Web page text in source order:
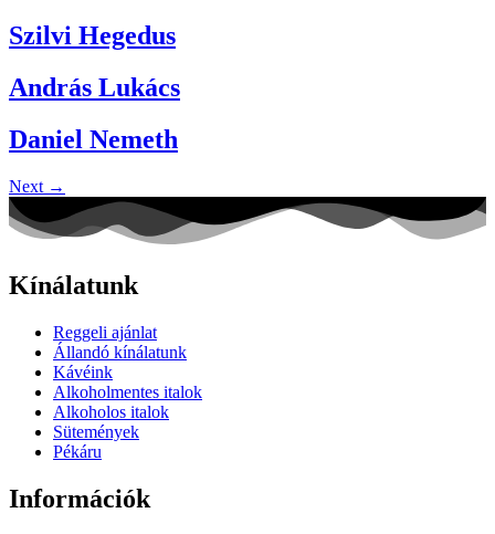
Szilvi Hegedus
András Lukács
Daniel Nemeth
Next →
Kínálatunk
Reggeli ajánlat
Állandó kínálatunk
Kávéink
Alkoholmentes italok
Alkoholos italok
Sütemények
Pékáru
Információk